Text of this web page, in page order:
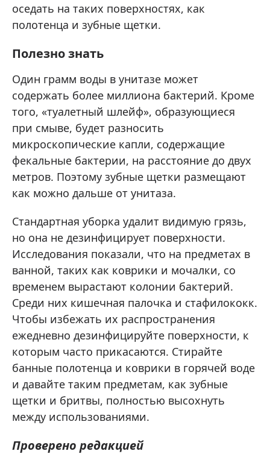
оседать на таких поверхностях, как
полотенца и зубные щетки.
Полезно знать
Один грамм воды в унитазе может
содержать более миллиона бактерий. Кроме
того, «туалетный шлейф», образующиеся
при смыве, будет разносить
микроскопические капли, содержащие
фекальные бактерии, на расстояние до двух
метров. Поэтому зубные щетки размещают
как можно дальше от унитаза.
Стандартная уборка удалит видимую грязь,
но она не дезинфицирует поверхности.
Исследования показали, что на предметах в
ванной, таких как коврики и мочалки, со
временем вырастают колонии бактерий.
Среди них кишечная палочка и стафилококк.
Чтобы избежать их распространения
ежедневно дезинфицируйте поверхности, к
которым часто прикасаются. Стирайте
банные полотенца и коврики в горячей воде
и давайте таким предметам, как зубные
щетки и бритвы, полностью высохнуть
между использованиями.
Проверено редакцией